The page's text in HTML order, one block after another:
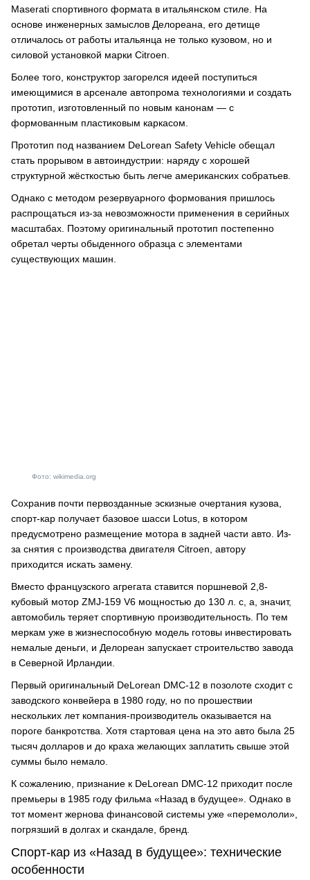
Maserati спортивного формата в итальянском стиле. На
основе инженерных замыслов Делореана, его детище
отличалось от работы итальянца не только кузовом, но и
силовой установкой марки Citroen.
Более того, конструктор загорелся идеей поступиться
имеющимися в арсенале автопрома технологиями и создать
прототип, изготовленный по новым канонам — с
формованным пластиковым каркасом.
Прототип под названием DeLorean Safety Vehicle обещал
стать прорывом в автоиндустрии: наряду с хорошей
структурной жёсткостью быть легче американских собратьев.
Однако с методом резервуарного формования пришлось
распрощаться из-за невозможности применения в серийных
масштабах. Поэтому оригинальный прототип постепенно
обретал черты обыденного образца с элементами
существующих машин.
Фото: wikimedia.org
Сохранив почти первозданные эскизные очертания кузова,
спорт-кар получает базовое шасси Lotus, в котором
предусмотрено размещение мотора в задней части авто. Из-
за снятия с производства двигателя Citroen, автору
приходится искать замену.
Вместо французского агрегата ставится поршневой 2,8-
кубовый мотор ZMJ-159 V6 мощностью до 130 л. с, а, значит,
автомобиль теряет спортивную производительность. По тем
меркам уже в жизнеспособную модель готовы инвестировать
немалые деньги, и Делореан запускает строительство завода
в Северной Ирландии.
Первый оригинальный DeLorean DMC-12 в позолоте сходит с
заводского конвейера в 1980 году, но по прошествии
нескольких лет компания-производитель оказывается на
пороге банкротства. Хотя стартовая цена на это авто была 25
тысяч долларов и до краха желающих заплатить свыше этой
суммы было немало.
К сожалению, признание к DeLorean DMC-12 приходит после
премьеры в 1985 году фильма «Назад в будущее». Однако в
тот момент жернова финансовой системы уже «перемололи»,
погрязший в долгах и скандале, бренд.
Спорт-кар из «Назад в будущее»: технические
особенности